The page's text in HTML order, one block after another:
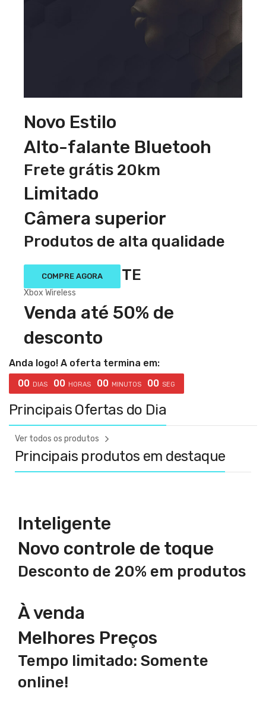
Novo Estilo
Alto-falante Bluetooh
Frete grátis 20km
Limitado
Câmera superior
Produtos de alta qualidade
VENDA QUENTE
Xbox Wireless
Venda até 50% de
desconto
COMPRE AGORA
Principais Ofertas do Dia
Anda logo! A oferta termina em:
00 DIAS 00 HORAS 00 MINUTOS 00 SEG
Principais produtos em destaque
Ver todos os produtos
Inteligente
Novo controle de toque
Desconto de 20% em produtos
À venda
Melhores Preços
Tempo limitado: Somente
online!